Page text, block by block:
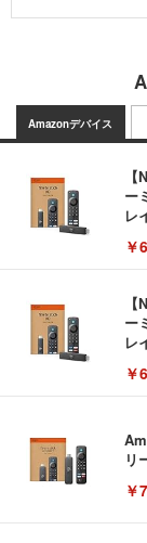
Amazonデバイス
ー
レ
￥
ー
レ
￥
リ
￥